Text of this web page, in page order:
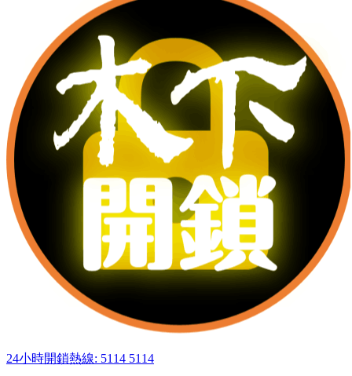
24小時開鎖熱線: 5114 5114